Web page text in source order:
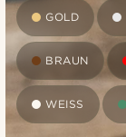
GOLD
BRAUN
WEISS